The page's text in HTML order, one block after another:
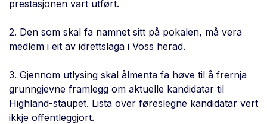
prestasjonen vart utført.
2. Den som skal fa namnet sitt på pokalen, må vera
medlem i eit av idrettslaga i Voss herad.
3. Gjennom utlysing skal ålmenta fa høve til å frernja
grunngjevne framlegg om aktuelle kandidatar til
Highland-staupet. Lista over føreslegne kandidatar vert
ikkje offentleggjort.